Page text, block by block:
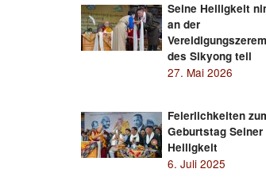
Seine Heiligkeit
an der
des Sikyong teil
27. Mai 2026
Feierlichkeiten
Geburtstag Seiner
Heiligkeit
6. Juli 2025